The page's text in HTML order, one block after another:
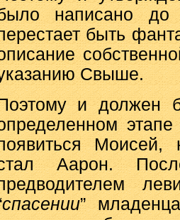
написано до
быть
Свыше.
и должен
Моисей,
Аарон.
спасении”